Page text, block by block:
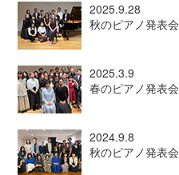
2025.9.28
秋のピアノ発表会
2025.3.9
春のピアノ発表会
2024.9.8
秋のピアノ発表会